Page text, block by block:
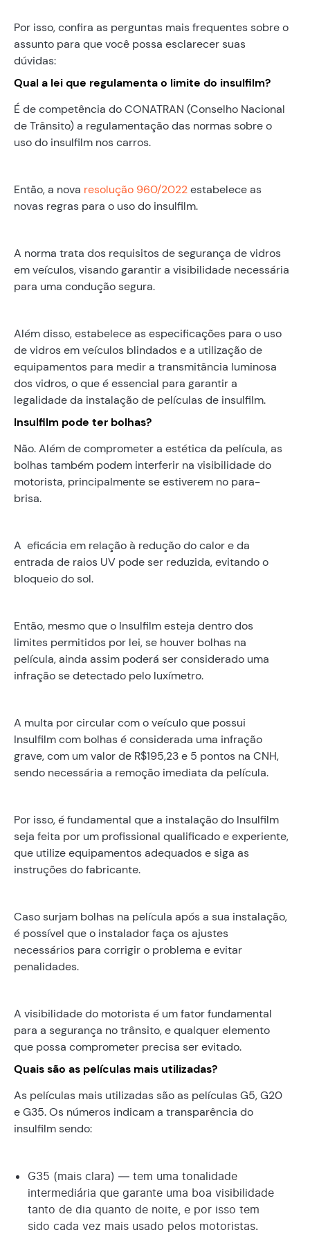
Por isso, confira as perguntas mais frequentes sobre o
assunto para que você possa esclarecer suas
dúvidas:
Qual a lei que regulamenta o limite do insulfilm?
É de competência do CONATRAN (Conselho Nacional
de Trânsito) a regulamentação das normas sobre o
uso do insulfilm nos carros.
Então, a nova resolução 960/2022estabelece as
novas regras para o uso do insulfilm.
A norma trata dos requisitos de segurança de vidros
em veículos, visando garantir a visibilidade necessária
para uma condução segura.
Além disso, estabelece as especificações para o uso
de vidros em veículos blindados e a utilização de
equipamentos para medir a transmitância luminosa
dos vidros, o que é essencial para garantir a
legalidade da instalação de películas de insulfilm.
Insulfilm pode ter bolhas?
Não. Além de comprometer a estética da película, as
bolhas também podem interferir na visibilidade do
motorista, principalmente se estiverem no para-
brisa.
A eficácia em relação à redução do calor e da
entrada de raios UV pode ser reduzida, evitando o
bloqueio do sol.
Então, mesmo que o Insulfilm esteja dentro dos
limites permitidos por lei, se houver bolhas na
película, ainda assim poderá ser considerado uma
infração se detectado pelo luxímetro.
A multa por circular com o veículo que possui
Insulfilm com bolhas é considerada uma infração
grave, com um valor de R$195,23 e 5 pontos na CNH,
sendo necessária a remoção imediata da película.
Por isso, é fundamental que a instalação do Insulfilm
seja feita por um profissional qualificado e experiente,
que utilize equipamentos adequados e siga as
instruções do fabricante.
Caso surjam bolhas na película após a sua instalação,
é possível que o instalador faça os ajustes
necessários para corrigir o problema e evitar
penalidades.
A visibilidade do motorista é um fator fundamental
para a segurança no trânsito, e qualquer elemento
que possa comprometer precisa ser evitado.
Quais são as películas mais utilizadas?
As películas mais utilizadas são as películas G5, G20
e G35. Os números indicam a transparência do
insulfilm sendo:
G35 (mais clara) — tem uma tonalidade
intermediária que garante uma boa visibilidade
tanto de dia quanto de noite, e por isso tem
sido cada vez mais usado pelos motoristas.